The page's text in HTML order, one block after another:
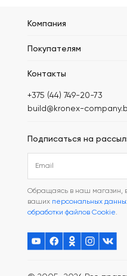
Компания
Покупателям
Контакты
+375 (44) 749-20-73
build@kronex-
Подписаться на
Обращаясь в наш магазин,
ваших персональных
обработки файлов Cookie.